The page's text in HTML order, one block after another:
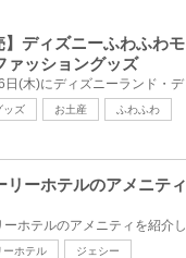
】ディズニーふわふわ
ァッショングッズ
ッズ お土産 ふわふわ
リーホテルのアメニテ
ーホテル ジェシー